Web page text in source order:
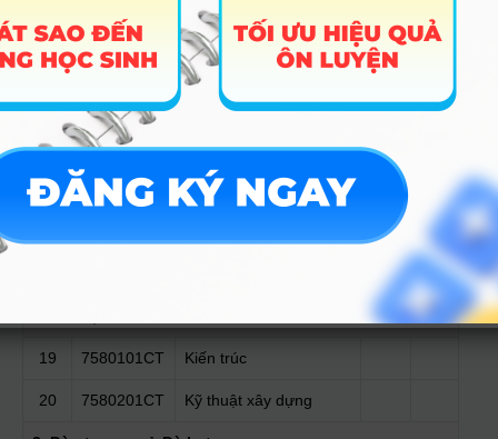
Kỹ thuật xây dựng
Kỹ thuật xây dựng
(Chương trình Định
hướng Quốc tế)
16 7580210
17 7580210QT
Kỹ thuật cơ sở hạ tầng
(Chương trình Định
19 7580101CT Kiến trúc
20 7580201CT Kỹ thuật xây dựng